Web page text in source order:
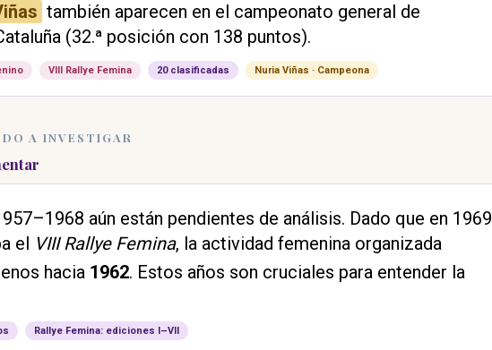
también aparecen en el campeonato general de
(32.ª posición con 138 puntos).
VIII Rallye Femina 20 clasificadas Nuria Viñas · Campeona
A INVESTIGAR
aún están pendientes de análisis. Dado que en 1969
el VIII Rallye Femina, la actividad femenina organizada
hacia 1962. Estos años son cruciales para entender la
Rallye Femina: ediciones I–VII